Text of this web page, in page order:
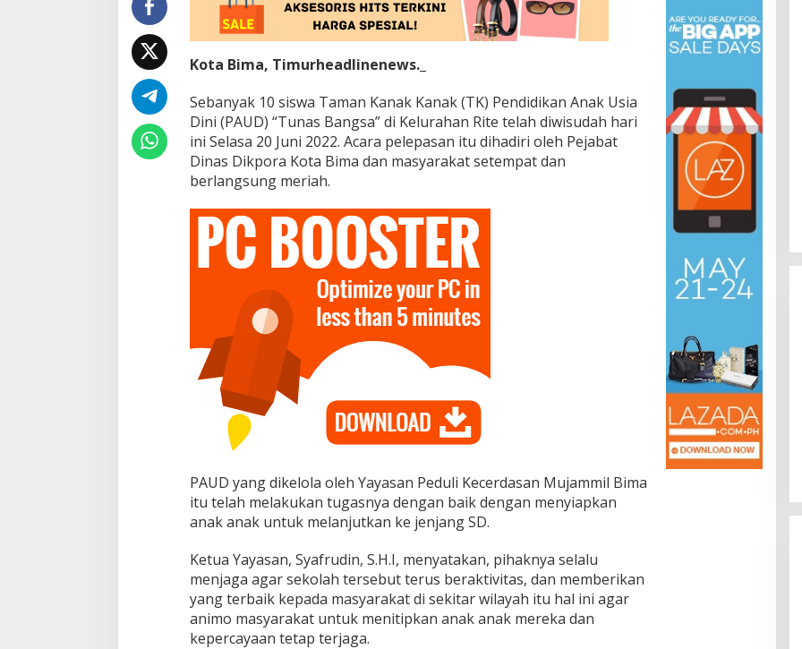
Kota Bima, Timurheadlinenews._
Sebanyak 10 siswa Taman Kanak Kanak (TK) Pendidikan Anak Usia
Dini (PAUD) “Tunas Bangsa” di Kelurahan Rite telah diwisudah hari
ini Selasa 20 Juni 2022. Acara pelepasan itu dihadiri oleh Pejabat
Dinas Dikpora Kota Bima dan masyarakat setempat dan
berlangsung meriah.
PAUD yang dikelola oleh Yayasan Peduli Kecerdasan Mujammil Bima
itu telah melakukan tugasnya dengan baik dengan menyiapkan
anak anak untuk melanjutkan ke jenjang SD.
Ketua Yayasan, Syafrudin, S.H.I, menyatakan, pihaknya selalu
menjaga agar sekolah tersebut terus beraktivitas, dan memberikan
yang terbaik kepada masyarakat di sekitar wilayah itu hal ini agar
animo masyarakat untuk menitipkan anak anak mereka dan
kepercayaan tetap terjaga.
Dr. Syarif Ahmad M.Si : Banyak
Karya Inovasi Pendidikan di BRIDA
Layak Mendapat Atensi dan Perlu
Difasilitasi Pemerintah
November 13, 2025